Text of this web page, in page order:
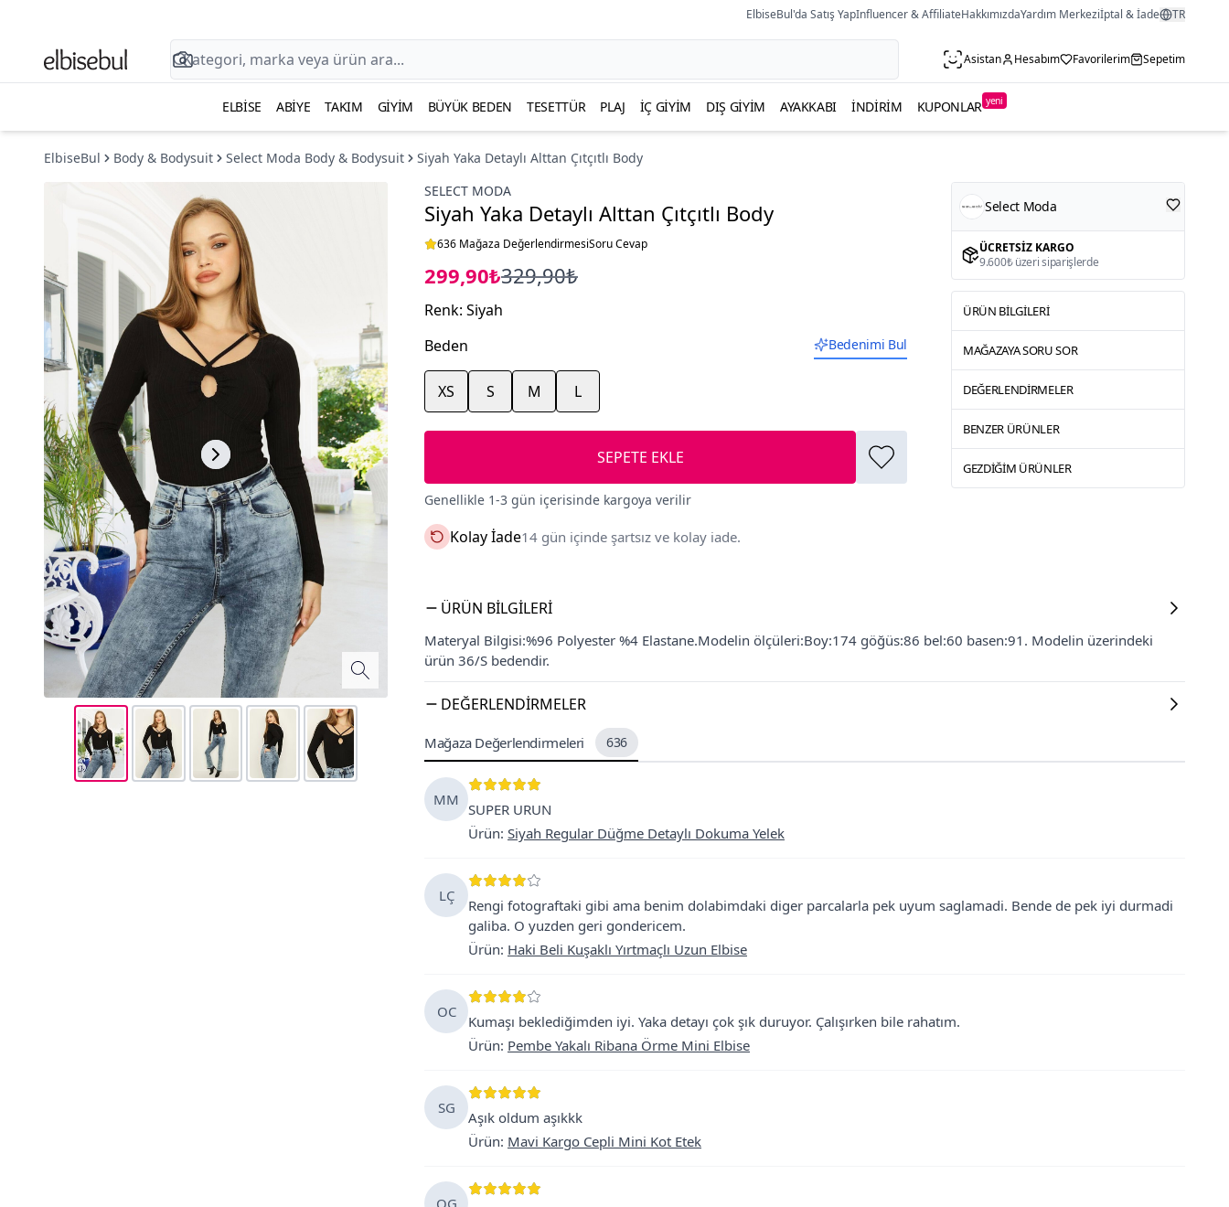
ElbiseBul'da Satış YapInfluencer & AffiliateHakkımızdaYardım Merkeziİptal & İade TR
Asistan Hesabım Favorilerim Sepetim
ELBISE ABIYE TAKIM GIYIM BÜYÜK BEDEN TESETTÜR PLAJ İÇ GIYIM DIŞ GIYIM AYAKKABI İNDIRIM KUPONLAR yeni
ElbiseBul Body & Bodysuit Select Moda Body & Bodysuit
Siyah Yaka Detaylı Alttan Çıtçıtlı Body
SELECT MODA
Siyah Yaka Detaylı Alttan Çıtçıtlı Body
636 Mağaza DeğerlendirmesiSoru Cevap
299,90₺329,90₺
Renk: Siyah
Beden
Bedenimi Bul
XS S M L
SEPETE EKLE
Genellikle 1-3 gün içerisinde kargoya verilir
Kolay İade14 gün içinde şartsız ve kolay iade.
Select Moda
ÜCRETSIZ KARGO
9.600₺ üzeri siparişlerde
ÜRÜN BILGILERI
MAĞAZAYA SORU SOR
DEĞERLENDIRMELER
BENZER ÜRÜNLER
GEZDIĞIM ÜRÜNLER
ÜRÜN BILGILERI
Materyal Bilgisi:%96 Polyester %4 Elastane.Modelin ölçüleri:Boy:174 göğüs:86 bel:60 basen:91. Modelin üzerindeki
ürün 36/S bedendir.
DEĞERLENDIRMELER
Mağaza Değerlendirmeleri 636
MM
SUPER URUN
Ürün: Siyah Regular Düğme Detaylı Dokuma Yelek
LÇ
Rengi fotograftaki gibi ama benim dolabimdaki diger parcalarla pek uyum saglamadi. Bende de pek iyi durmadi
galiba. O yuzden geri gondericem.
Ürün: Haki Beli Kuşaklı Yırtmaçlı Uzun Elbise
OC
Kumaşı beklediğimden iyi. Yaka detayı çok şık duruyor. Çalışırken bile rahatım.
Ürün: Pembe Yakalı Ribana Örme Mini Elbise
SG
Aşık oldum aşıkkk
Ürün: Mavi Kargo Cepli Mini Kot Etek
OG